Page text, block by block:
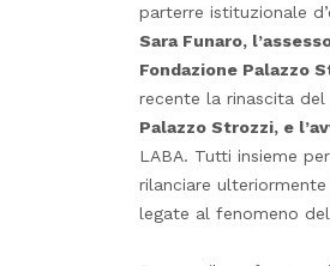
parterre istituzionale
Sara Funaro,
Fondazione Palazzo
recente la rinascita del
Palazzo Strozzi, e
LABA. Tutti insieme
rilanciare
legate al fenomeno